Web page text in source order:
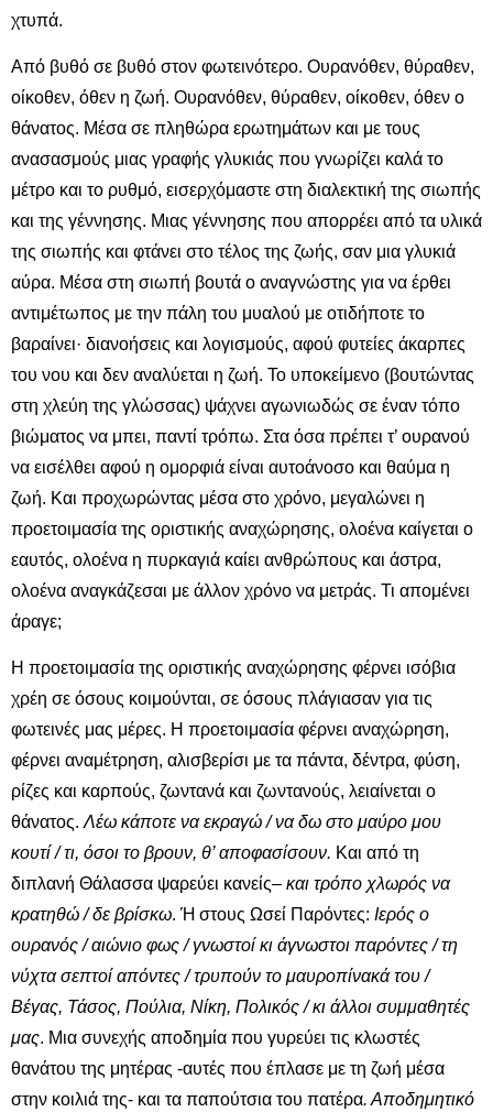
χτυπά.
Από βυθό σε βυθό στον φωτεινότερο. Ουρανόθεν, θύραθεν,
οίκοθεν, όθεν η ζωή. Ουρανόθεν, θύραθεν, οίκοθεν, όθεν ο
θάνατος. Μέσα σε πληθώρα ερωτημάτων και με τους
ανασασμούς μιας γραφής γλυκιάς που γνωρίζει καλά το
μέτρο και το ρυθμό, εισερχόμαστε στη διαλεκτική της σιωπής
και της γέννησης. Μιας γέννησης που απορρέει από τα υλικά
της σιωπής και φτάνει στο τέλος της ζωής, σαν μια γλυκιά
αύρα. Μέσα στη σιωπή βουτά ο αναγνώστης για να έρθει
αντιμέτωπος με την πάλη του μυαλού με οτιδήποτε το
βαραίνει· διανοήσεις και λογισμούς, αφού φυτείες άκαρπες
του νου και δεν αναλύεται η ζωή. Το υποκείμενο (βουτώντας
στη χλεύη της γλώσσας) ψάχνει αγωνιωδώς σε έναν τόπο
βιώματος να μπει, παντί τρόπω. Στα όσα πρέπει τ’ ουρανού
να εισέλθει αφού η ομορφιά είναι αυτοάνοσο και θαύμα η
ζωή. Και προχωρώντας μέσα στο χρόνο, μεγαλώνει η
προετοιμασία της οριστικής αναχώρησης, ολοένα καίγεται ο
εαυτός, ολοένα η πυρκαγιά καίει ανθρώπους και άστρα,
ολοένα αναγκάζεσαι με άλλον χρόνο να μετράς. Τι απομένει
άραγε;
Η προετοιμασία της οριστικής αναχώρησης φέρνει ισόβια
χρέη σε όσους κοιμούνται, σε όσους πλάγιασαν για τις
φωτεινές μας μέρες. Η προετοιμασία φέρνει αναχώρηση,
φέρνει αναμέτρηση, αλισβερίσι με τα πάντα, δέντρα, φύση,
ρίζες και καρπούς, ζωντανά και ζωντανούς, λειαίνεται ο
θάνατος. Λέω κάποτε να εκραγώ / να δω στο μαύρο μου
κουτί / τι, όσοι το βρουν, θ’ αποφασίσουν. Και από τη
διπλανή Θάλασσα ψαρεύει κανείς– και τρόπο χλωρός να
κρατηθώ / δε βρίσκω. Ή στους Ωσεί Παρόντες: Ιερός ο
ουρανός / αιώνιο φως / γνωστοί κι άγνωστοι παρόντες / τη
νύχτα σεπτοί απόντες / τρυπούν το μαυροπίνακά του /
Βέγας, Τάσος, Πούλια, Νίκη, Πολικός / κι άλλοι συμμαθητές
μας. Μια συνεχής αποδημία που γυρεύει τις κλωστές
θανάτου της μητέρας -αυτές που έπλασε με τη ζωή μέσα
στην κοιλιά της- και τα παπούτσια του πατέρα. Αποδημητικό